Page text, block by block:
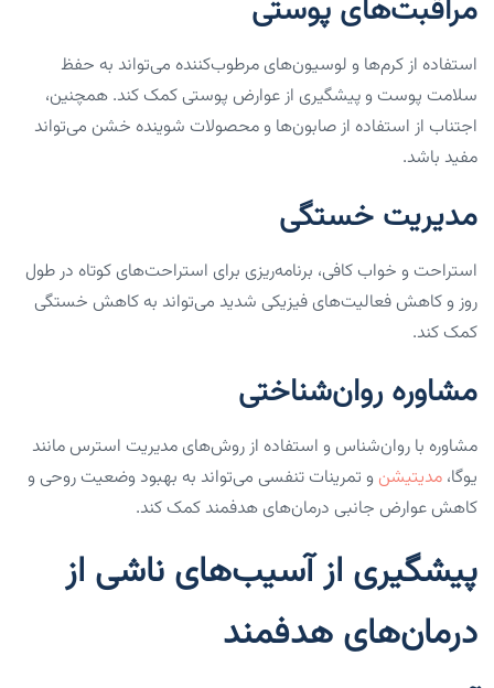
مراقبت‌های پوستی
استفاده از کرم‌ها و لوسیون‌های مرطوب‌کننده می‌تواند به حفظ
سلامت پوست و پیشگیری از عوارض پوستی کمک کند. همچنین،
اجتناب از استفاده از صابون‌ها و محصولات شوینده خشن می‌تواند
مفید باشد.
مدیریت خستگی
استراحت و خواب کافی، برنامه‌ریزی برای استراحت‌های کوتاه در طول
روز و کاهش فعالیت‌های فیزیکی شدید می‌تواند به کاهش خستگی
کمک کند.
مشاوره روان‌شناختی
مشاوره با روان‌شناس و استفاده از روش‌های مدیریت استرس مانند
یوگا، مدیتیشن و تمرینات تنفسی می‌تواند به بهبود وضعیت روحی و
کاهش عوارض جانبی درمان‌های هدفمند کمک کند.
پیشگیری از آسیب‌های ناشی از
درمان‌های هدفمند